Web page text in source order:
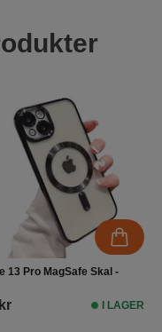
13 Pro MagSafe Skal -
I LAGER